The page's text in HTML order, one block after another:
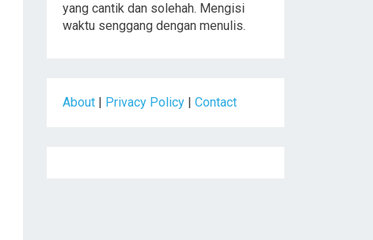
yang cantik dan solehah. Mengisi
waktu senggang dengan menulis.
About Privacy Policy Contact